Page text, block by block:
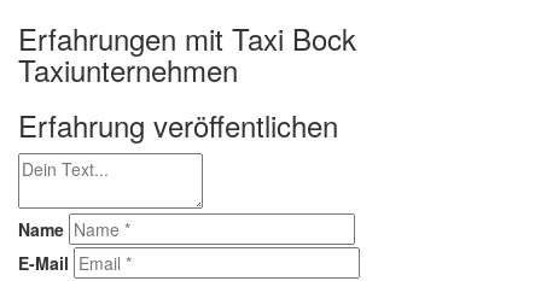
Erfahrungen mit Taxi Bock
Taxiunternehmen
Erfahrung veröffentlichen
Name
E-Mail